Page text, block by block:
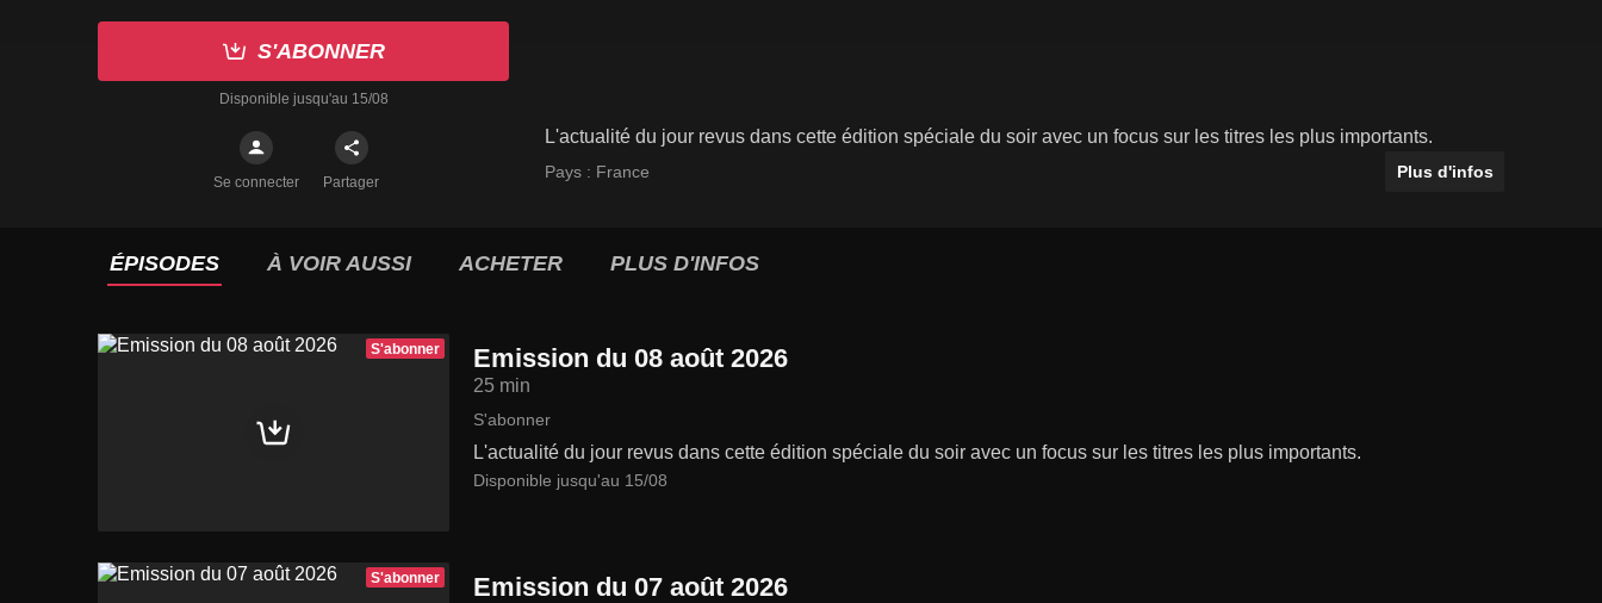
S'ABONNER
Disponible jusqu'au 15/08
Se connecter Partager
L'actualité du jour revus dans cette édition spéciale du soir avec un focus sur les titres les plus importants.
Pays : France Plus d'infos
ÉPISODES À VOIR AUSSI ACHETER PLUS D'INFOS
S'abonner Emission du 08 août 2026
25 min
S'abonner
L'actualité du jour revus dans cette édition spéciale du soir avec un focus sur les titres les plus importants.
Disponible jusqu'au 15/08
S'abonner Emission du 07 août 2026